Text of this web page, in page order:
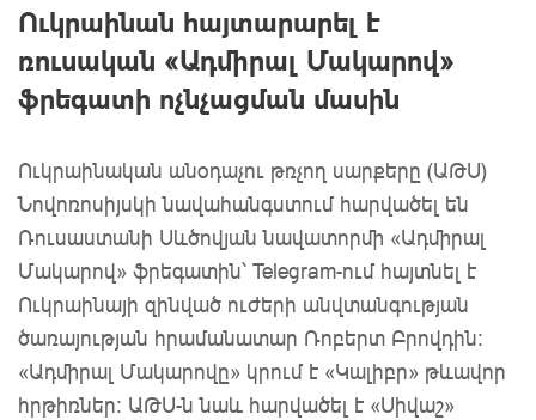
Ուկրաինան հայտարարել է
ռուսական «Ադմիրալ Մակարով»
ֆրեգատի ոչնչացման մասին
Ուկրաինական անօդաչու թռչող սարքերը (ԱԹՍ)
Նովոռոսիյսկի նավահանգստում հարվածել են
Ռուսաստանի Սևծովյան նավատորմի «Ադմիրալ
Մակարով» ֆրեգատին՝ Telegram-ում հայտնել է
Ուկրաինայի զինված ուժերի անվտանգության
ծառայության հրամանատար Ռոբերտ Բրովդին։
«Ադմիրալ Մակարովը» կրում է «Կալիբր» թևավոր
հրթիռներ։ ԱԹՍ-ն նաև հարվածել է «Սիվաշ»